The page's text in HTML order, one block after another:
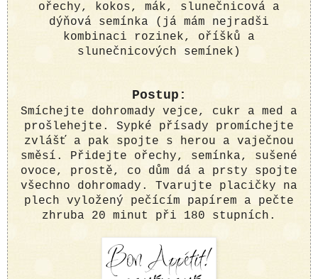
ořechy, kokos, mák, slunečnicová a
dýňová semínka (já mám nejradši
kombinaci rozinek, oříšků a
slunečnicových semínek)
Postup:
Smíchejte dohromady vejce, cukr a med a
prošlehejte. Sypké přísady promíchejte
zvlášť a pak spojte s herou a vaječnou
směsí. Přidejte ořechy, semínka, sušené
ovoce, prostě, co dům dá a prsty spojte
všechno dohromady. Tvarujte placičky na
plech vyložený pečícím papírem a pečte
zhruba 20 minut při 180 stupních.